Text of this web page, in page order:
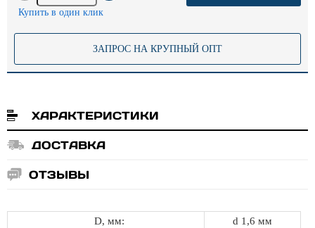
Купить в один клик
ЗАПРОС НА КРУПНЫЙ ОПТ
ХАРАКТЕРИСТИКИ
ДОСТАВКА
ОТЗЫВЫ
D, мм:
d 1,6 мм